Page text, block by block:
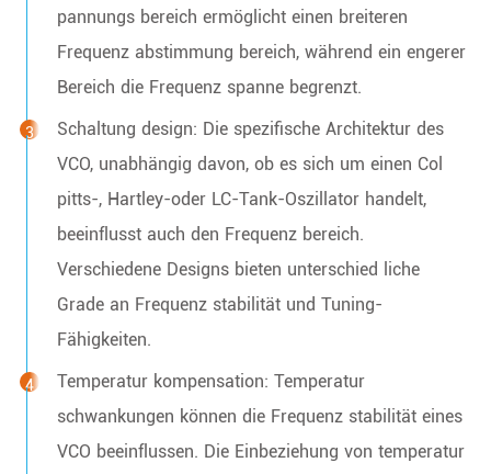
pannungs bereich ermöglicht einen breiteren
Frequenz abstimmung bereich, während ein engerer
Bereich die Frequenz spanne begrenzt.
Schaltung design: Die spezifische Architektur des
VCO, unabhängig davon, ob es sich um einen Col
pitts-, Hartley-oder LC-Tank-Oszillator handelt,
beeinflusst auch den Frequenz bereich.
Verschiedene Designs bieten unterschied liche
Grade an Frequenz stabilität und Tuning-
Fähigkeiten.
Temperatur kompensation: Temperatur
schwankungen können die Frequenz stabilität eines
VCO beeinflussen. Die Einbeziehung von temperatur